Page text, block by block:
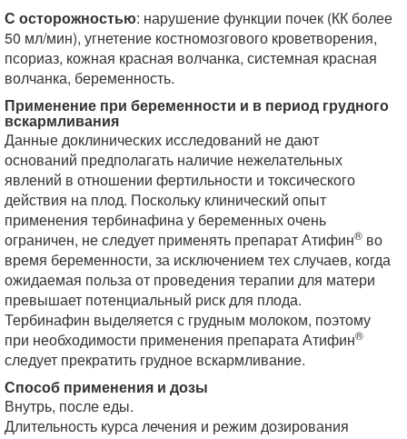
С осторожностью: нарушение функции почек (КК более
50 мл/мин), угнетение костномозгового кроветворения,
псориаз, кожная красная волчанка, системная красная
волчанка, беременность.
Применение при беременности и в период грудного
вскармливания
Данные доклинических исследований не дают
оснований предполагать наличие нежелательных
явлений в отношении фертильности и токсического
действия на плод. Поскольку клинический опыт
применения тербинафина у беременных очень
ограничен, не следует применять препарат Атифин® во
время беременности, за исключением тех случаев, когда
ожидаемая польза от проведения терапии для матери
превышает потенциальный риск для плода.
Тербинафин выделяется с грудным молоком, поэтому
при необходимости применения препарата Атифин®
следует прекратить грудное вскармливание.
Способ применения и дозы
Внутрь, после еды.
Длительность курса лечения и режим дозирования